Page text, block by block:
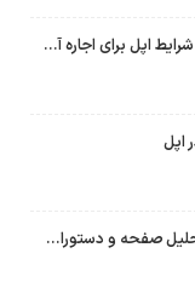
برنامه Apple Upgrade معرفی شد؛ شرایط اپل برای اجاره آیفون، آیپد، مک و اپل واچ
نسخه مک گوگل Gemini با قابلیت تحلیل صفحه و دستورات صوتی در به‌روزرسانی جدید